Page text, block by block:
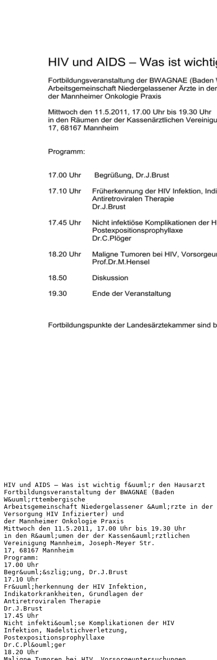
HIV und AIDS – Was ist wichtig f&uuml;r den Hausarzt
Fortbildungsveranstaltung der BWAGNAE (Baden
W&uuml;rttembergische
Arbeitsgemeinschaft Niedergelassener &Auml;rzte in der
Versorgung HIV Infizierter) und
der Mannheimer Onkologie Praxis
Mittwoch den 11.5.2011, 17.00 Uhr bis 19.30 Uhr
in den R&auml;umen der der Kassen&auml;rztlichen
Vereinigung Mannheim, Joseph-Meyer Str.
17, 68167 Mannheim
Programm:
17.00 Uhr
Begr&uuml;&szlig;ung, Dr.J.Brust
17.10 Uhr
Fr&uuml;herkennung der HIV Infektion,
Indikatorkrankheiten, Grundlagen der
Antiretroviralen Therapie
Dr.J.Brust
17.45 Uhr
Nicht infekti&ouml;se Komplikationen der HIV
Infektion, Nadelstichverletzung,
Postexpositionsprophyllaxe
Dr.C.Pl&ouml;ger
18.20 Uhr